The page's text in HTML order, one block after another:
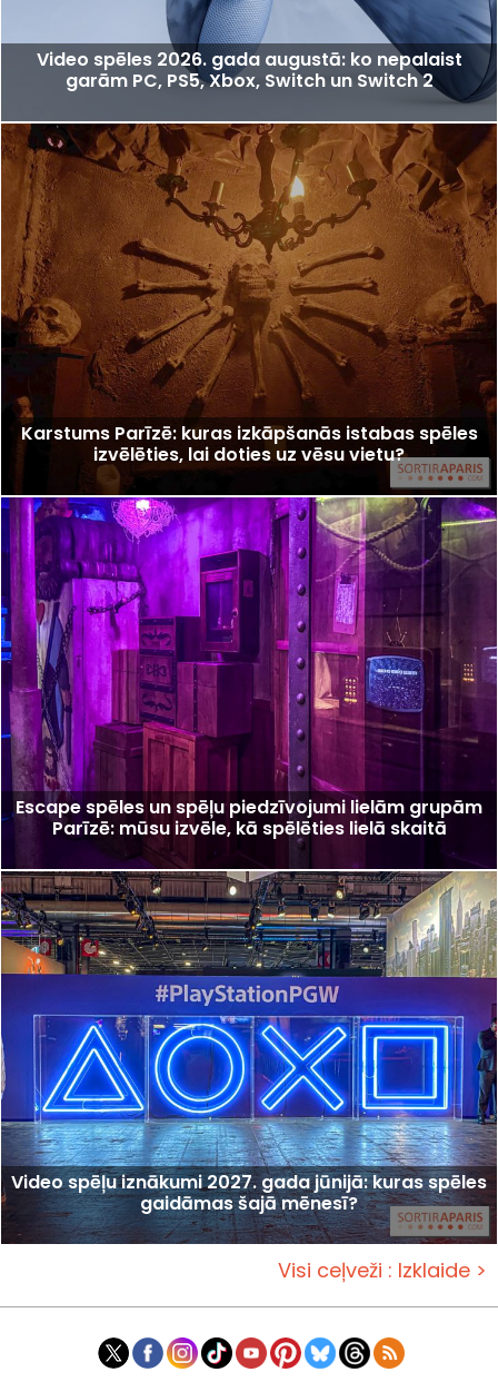
Video spēles 2026. gada augustā: ko nepalaist
garām PC, PS5, Xbox, Switch un Switch 2
Karstums Parīzē: kuras izkāpšanās istabas spēles
izvēlēties, lai doties uz vēsu vietu?
Escape spēles un spēļu piedzīvojumi lielām grupām
Parīzē: mūsu izvēle, kā spēlēties lielā skaitā
Video spēļu iznākumi 2027. gada jūnijā: kuras spēles
gaidāmas šajā mēnesī?
Visi ceļveži : Izklaide >